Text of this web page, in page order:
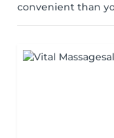
convenient than